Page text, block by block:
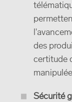
des
certitude
Sécurité